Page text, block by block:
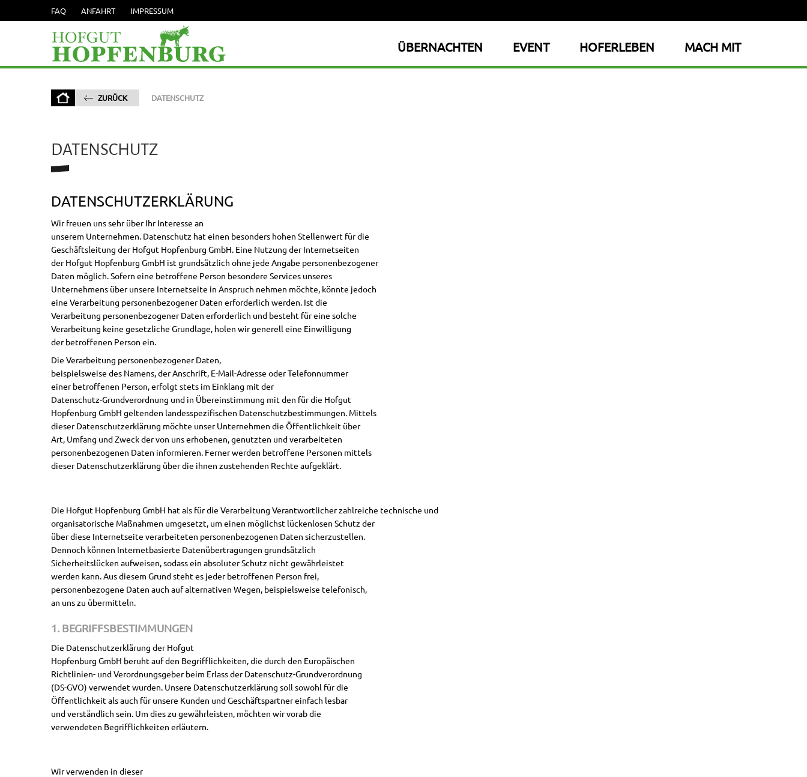
FAQ ANFAHRT IMPRESSUM
ÜBERNACHTEN EVENT HOFERLEBEN MACH MIT
ZURÜCK DATENSCHUTZ
DATENSCHUTZ
DATENSCHUTZERKLÄRUNG
Wir freuen uns sehr über Ihr Interesse an
unserem Unternehmen. Datenschutz hat einen besonders hohen Stellenwert für die
Geschäftsleitung der Hofgut Hopfenburg GmbH. Eine Nutzung der Internetseiten
der Hofgut Hopfenburg GmbH ist grundsätzlich ohne jede Angabe personenbezogener
Daten möglich. Sofern eine betroffene Person besondere Services unseres
Unternehmens über unsere Internetseite in Anspruch nehmen möchte, könnte jedoch
eine Verarbeitung personenbezogener Daten erforderlich werden. Ist die
Verarbeitung personenbezogener Daten erforderlich und besteht für eine solche
Verarbeitung keine gesetzliche Grundlage, holen wir generell eine Einwilligung
der betroffenen Person ein.
Die Verarbeitung personenbezogener Daten,
beispielsweise des Namens, der Anschrift, E-Mail-Adresse oder Telefonnummer
einer betroffenen Person, erfolgt stets im Einklang mit der
Datenschutz-Grundverordnung und in Übereinstimmung mit den für die Hofgut
Hopfenburg GmbH geltenden landesspezifischen Datenschutzbestimmungen. Mittels
dieser Datenschutzerklärung möchte unser Unternehmen die Öffentlichkeit über
Art, Umfang und Zweck der von uns erhobenen, genutzten und verarbeiteten
personenbezogenen Daten informieren. Ferner werden betroffene Personen mittels
dieser Datenschutzerklärung über die ihnen zustehenden Rechte aufgeklärt.
Die Hofgut Hopfenburg GmbH hat als für die Verarbeitung Verantwortlicher zahlreiche technische und
organisatorische Maßnahmen umgesetzt, um einen möglichst lückenlosen Schutz der
über diese Internetseite verarbeiteten personenbezogenen Daten sicherzustellen.
Dennoch können Internetbasierte Datenübertragungen grundsätzlich
Sicherheitslücken aufweisen, sodass ein absoluter Schutz nicht gewährleistet
werden kann. Aus diesem Grund steht es jeder betroffenen Person frei,
personenbezogene Daten auch auf alternativen Wegen, beispielsweise telefonisch,
an uns zu übermitteln.
1. BEGRIFFSBESTIMMUNGEN
Die Datenschutzerklärung der Hofgut
Hopfenburg GmbH beruht auf den Begrifflichkeiten, die durch den Europäischen
Richtlinien- und Verordnungsgeber beim Erlass der Datenschutz-Grundverordnung
(DS-GVO) verwendet wurden. Unsere Datenschutzerklärung soll sowohl für die
Öffentlichkeit als auch für unsere Kunden und Geschäftspartner einfach lesbar
und verständlich sein. Um dies zu gewährleisten, möchten wir vorab die
verwendeten Begrifflichkeiten erläutern.
Wir verwenden in dieser